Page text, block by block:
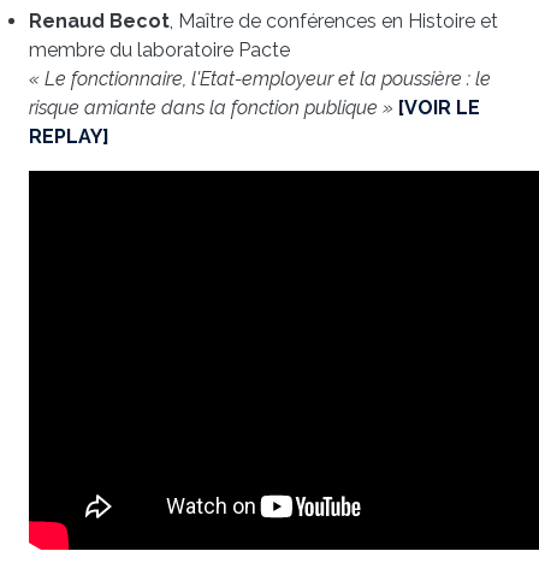
Renaud Becot, Maître de conférences en Histoire et
membre du laboratoire Pacte
« Le fonctionnaire, l'Etat-employeur et la poussière : le
risque amiante dans la fonction publique » [VOIR LE
REPLAY]